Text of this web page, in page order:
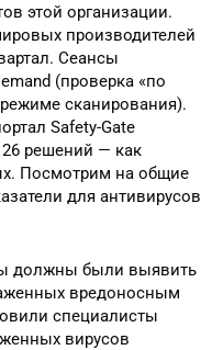
этой организации.
производителей
Сеансы
(проверка «по
сканирования).
Safety-Gate
решений — как
Посмотрим на общие
для антивирусов
должны были выявить
вредоносным
специалисты
вирусов